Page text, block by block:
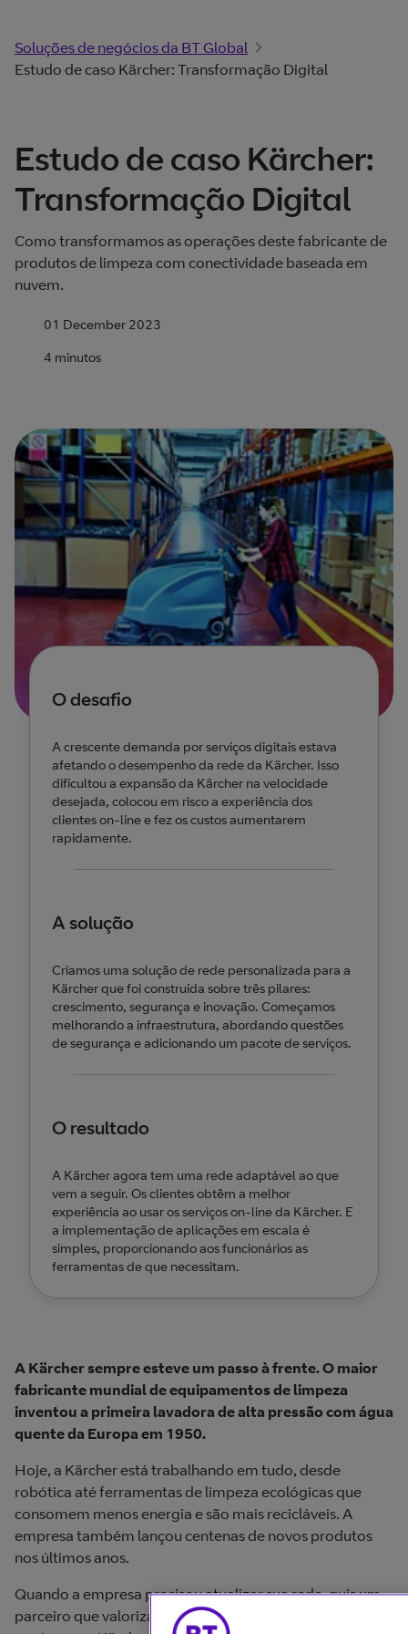
Soluções de negócios da BT Global
Estudo de caso Kärcher: Transformação Digital
Estudo de caso Kärcher:
Transformação Digital
Como transformamos as operações deste fabricante de
produtos de limpeza com conectividade baseada em
nuvem.
01 December 2023
4 minutos
O desafio
A crescente demanda por serviços digitais estava
afetando o desempenho da rede da Kärcher. Isso
dificultou a expansão da Kärcher na velocidade
desejada, colocou em risco a experiência dos
clientes on-line e fez os custos aumentarem
rapidamente.
A solução
Criamos uma solução de rede personalizada para a
Kärcher que foi construída sobre três pilares:
crescimento, segurança e inovação. Começamos
melhorando a infraestrutura, abordando questões
de segurança e adicionando um pacote de serviços.
O resultado
A Kärcher agora tem uma rede adaptável ao que
vem a seguir. Os clientes obtêm a melhor
experiência ao usar os serviços on-line da Kärcher. E
a implementação de aplicações em escala é
simples, proporcionando aos funcionários as
ferramentas de que necessitam.
A Kärcher sempre esteve um passo à frente. O maior
fabricante mundial de equipamentos de limpeza
inventou a primeira lavadora de alta pressão com água
quente da Europa em 1950.
Hoje, a Kärcher está trabalhando em tudo, desde
robótica até ferramentas de limpeza ecológicas que
consomem menos energia e são mais recicláveis. A
empresa também lançou centenas de novos produtos
nos últimos anos.
Quando a empresa precisou atualizar sua rede, quis um
parceiro que valorizasse a inovação tanto quanto eles. É